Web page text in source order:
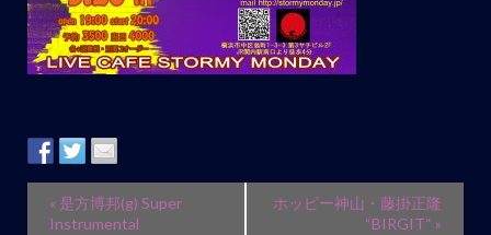
« 是方博邦(g) Super
Instrumental
ホッピー神山・藤掛正隆
“BIRGIT“ »